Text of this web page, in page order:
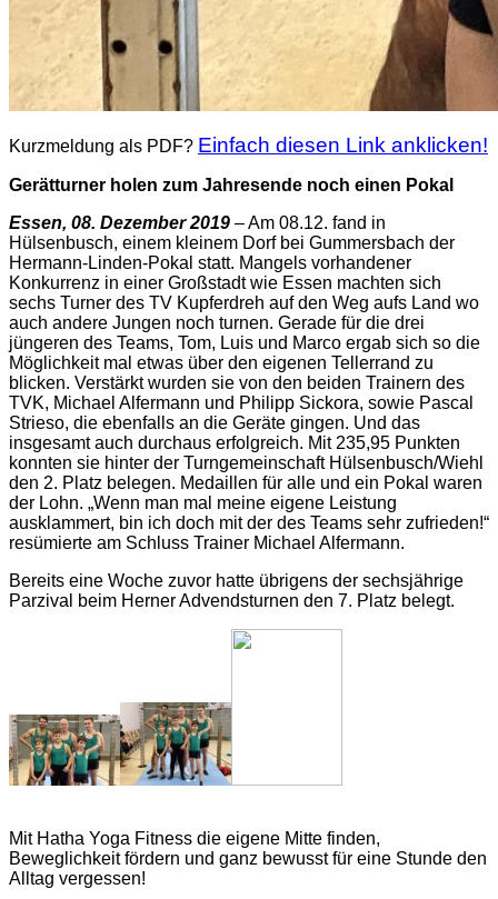
Kurzmeldung als PDF? Einfach diesen Link anklicken!
Gerätturner holen zum Jahresende noch einen Pokal
Essen, 08. Dezember 2019 – Am 08.12. fand in
Hülsenbusch, einem kleinem Dorf bei Gummersbach der
Hermann-Linden-Pokal statt. Mangels vorhandener
Konkurrenz in einer Großstadt wie Essen machten sich
sechs Turner des TV Kupferdreh auf den Weg aufs Land wo
auch andere Jungen noch turnen. Gerade für die drei
jüngeren des Teams, Tom, Luis und Marco ergab sich so die
Möglichkeit mal etwas über den eigenen Tellerrand zu
blicken. Verstärkt wurden sie von den beiden Trainern des
TVK, Michael Alfermann und Philipp Sickora, sowie Pascal
Strieso, die ebenfalls an die Geräte gingen. Und das
insgesamt auch durchaus erfolgreich. Mit 235,95 Punkten
konnten sie hinter der Turngemeinschaft Hülsenbusch/Wiehl
den 2. Platz belegen. Medaillen für alle und ein Pokal waren
der Lohn. „Wenn man mal meine eigene Leistung
ausklammert, bin ich doch mit der des Teams sehr zufrieden!“
resümierte am Schluss Trainer Michael Alfermann.
Bereits eine Woche zuvor hatte übrigens der sechsjährige
Parzival beim Herner Advendsturnen den 7. Platz belegt.
Mit Hatha Yoga Fitness die eigene Mitte finden,
Beweglichkeit fördern und ganz bewusst für eine Stunde den
Alltag vergessen!